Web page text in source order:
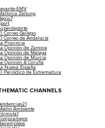
EMV
Zeitung
Correo Gallego
Correo de Andalucía
Provincia
Opinión de Zamora
Opinión de Málaga
Opinión de Murcia
Opinión A Coruña
Nueva España
Periódico de Extremadura
CHANNELS
Ambiente
Iberempleos